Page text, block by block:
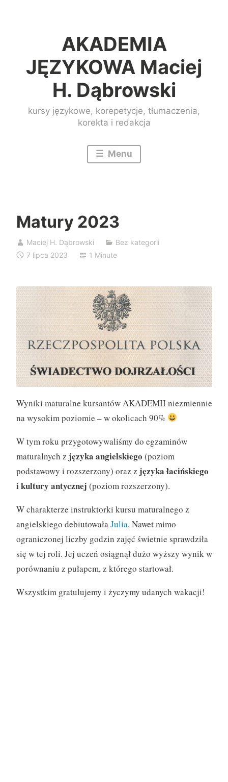
AKADEMIA
JĘZYKOWA Maciej
H. Dąbrowski
kursy językowe, korepetycje, tłumaczenia,
korekta i redakcja
Menu
Matury 2023
Maciej H. Dąbrowski
Bez kategorii
7 lipca 2023
1 Minute
Wyniki maturalne kursantów AKADEMII niezmiennie
na wysokim poziomie – w okolicach 90%
W tym roku przygotowywaliśmy do egzaminów
maturalnych z języka angielskiego (poziom
podstawowy i rozszerzony) oraz z języka łacińskiego
i kultury antycznej (poziom rozszerzony).
W charakterze instruktorki kursu maturalnego z
angielskiego debiutowałaJulia. Nawet mimo
ograniczonej liczby godzin zajęć świetnie sprawdziła
się w tej roli. Jej uczeń osiągnął dużo wyższy wynik w
porównaniu z pułapem, z którego startował.
Wszystkim gratulujemy i życzymy udanych wakacji!